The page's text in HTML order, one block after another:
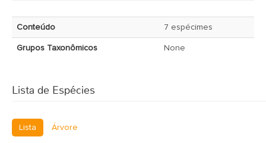
Conteúdo 7 espécimes
Grupos Taxonômicos None
Lista de Espécies
Lista Árvore